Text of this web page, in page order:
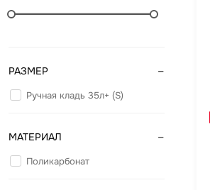
РАЗМЕР -
Ручная кладь 35л+ (S)
МАТЕРИАЛ -
Поликарбонат